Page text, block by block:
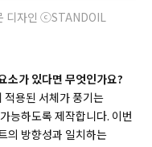
디자인 ⓒSTANDOIL
소가 있다면 무엇인가요?
적용된 서체가 풍기는
능하도록 제작합니다. 이번
의 방향성과 일치하는